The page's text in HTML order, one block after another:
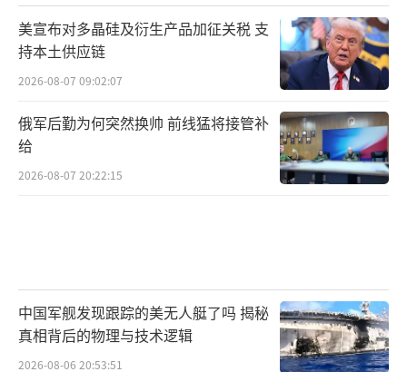
美宣布对多晶硅及衍生产品加征关税 支
持本土供应链
2026-08-07 09:02:07
俄军后勤为何突然换帅 前线猛将接管补
给
2026-08-07 20:22:15
中国军舰发现跟踪的美无人艇了吗 揭秘
真相背后的物理与技术逻辑
2026-08-06 20:53:51